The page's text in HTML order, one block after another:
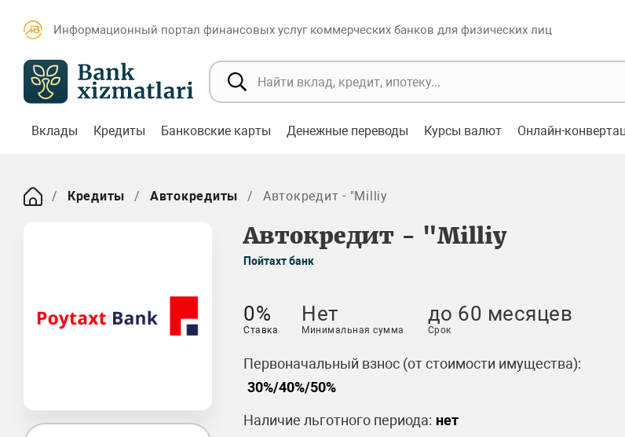
Информационный портал финансовых услуг коммерческих банков для физических лиц
Вклады Кредиты Банковские карты Денежные переводы Курсы валют Онлайн-
Кредиты Автокредиты Автокредит - "Milliy
Автокредит - "Milliy
Пойтахт банк
0%
Ставка
Нет
Минимальная сумма
до 60 месяцев
Срок
Первоначальный взнос (от стоимости имущества):
30%/40%/50%
Наличие льготного периода: нет